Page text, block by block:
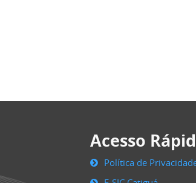
Acesso
Política de